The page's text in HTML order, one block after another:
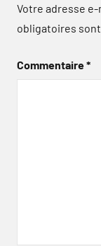
Votre adresse e-
obligatoires
Commentaire*